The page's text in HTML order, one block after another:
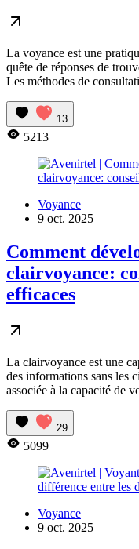
La voyance est une
quête de réponses de
Les méthodes de
13
5213
Voyance
9 oct. 2025
Comment
clairvoyance:
efficaces
La clairvoyance est une
des informations sans les
associée à la capacité de
29
5099
Voyance
9 oct. 2025